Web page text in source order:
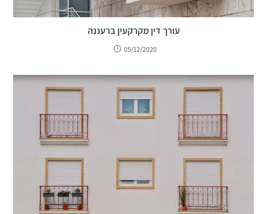
עורך דין מקרקעין ברעננה
05/12/2020